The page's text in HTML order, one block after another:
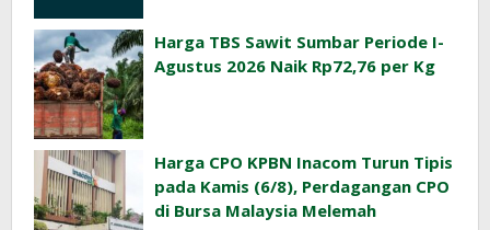
Harga TBS Sawit Sumbar Periode I-
Agustus 2026 Naik Rp72,76 per Kg
Harga CPO KPBN Inacom Turun Tipis
pada Kamis (6/8), Perdagangan CPO
di Bursa Malaysia Melemah